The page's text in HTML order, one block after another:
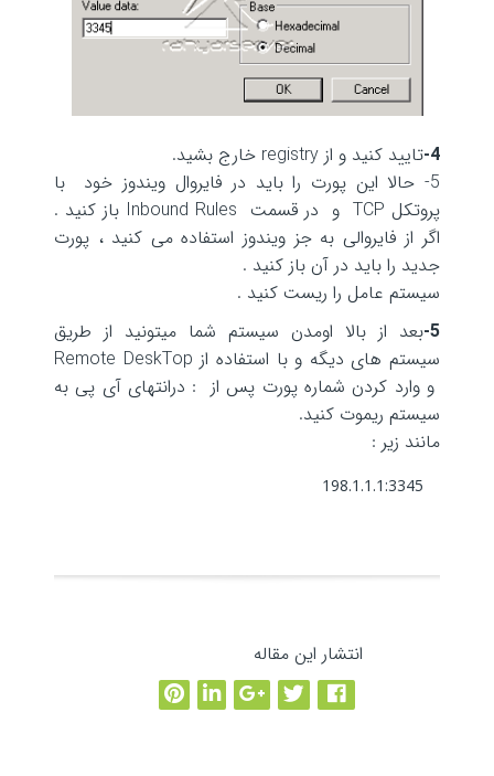
4- تایید کنید و از registry خارج بشید.
5- حالا این پورت را باید در فایروال ویندوز خود با
پروتکل TCP و در قسمت Inbound Rules باز کنید .
اگر از فایروالی به جز ویندوز استفاده می کنید ، پورت
جدید را باید در آن باز کنید .
سیستم عامل را ریست کنید .
5- بعد از بالا اومدن سیستم شما میتونید از طریق
سیستم های دیگه و با استفاده از Remote DeskTop
و وارد کردن شماره پورت پس از : درانتهای آی پی به
سیستم ریموت کنید.
مانند زیر :
198.1.1.1:3345
انتشار این مقاله